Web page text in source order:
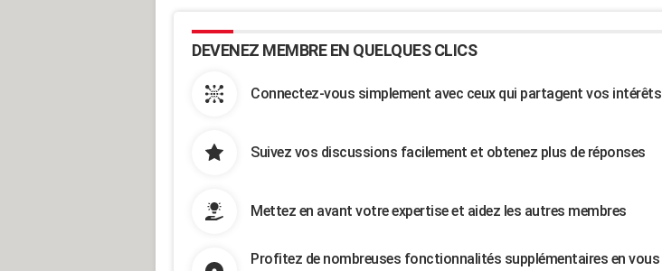
DEVENEZ MEMBRE EN QUELQUES CLICS
Connectez-vous simplement avec ceux qui partagent vos intérêts
Suivez vos discussions facilement et obtenez plus de réponses
Mettez en avant votre expertise et aidez les autres membres
Profitez de nombreuses fonctionnalités supplémentaires en vous